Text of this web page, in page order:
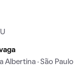
Albertina · São Paulo